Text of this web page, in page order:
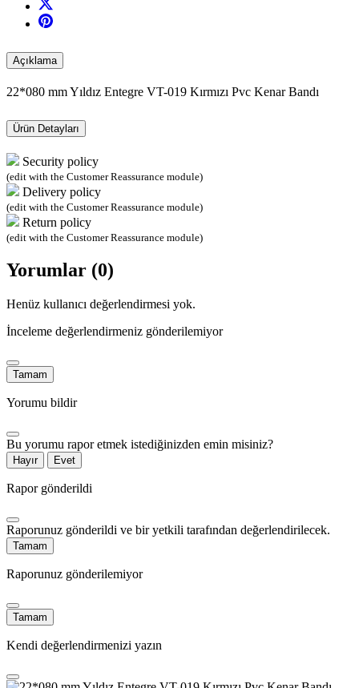
Açıklama
22*080 mm Yıldız Entegre VT-019 Kırmızı Pvc Kenar Bandı
Ürün Detayları
Security policy
(edit with the Customer Reassurance module)
Delivery policy
(edit with the Customer Reassurance module)
Return policy
(edit with the Customer Reassurance module)
Yorumlar (0)
Henüz kullanıcı değerlendirmesi yok.
İnceleme değerlendirmeniz gönderilemiyor
Tamam
Yorumu bildir
Bu yorumu rapor etmek istediğinizden emin misiniz?
Hayır Evet
Rapor gönderildi
Raporunuz gönderildi ve bir yetkili tarafından değerlendirilecek.
Tamam
Raporunuz gönderilemiyor
Tamam
Kendi değerlendirmenizi yazın